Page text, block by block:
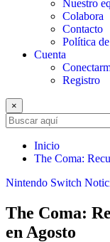
Nuestro
Colabora
Contacto
Política
Cuenta
Registro
×
Inicio
The Coma:
Nintendo Switch
The Coma:
en Agosto